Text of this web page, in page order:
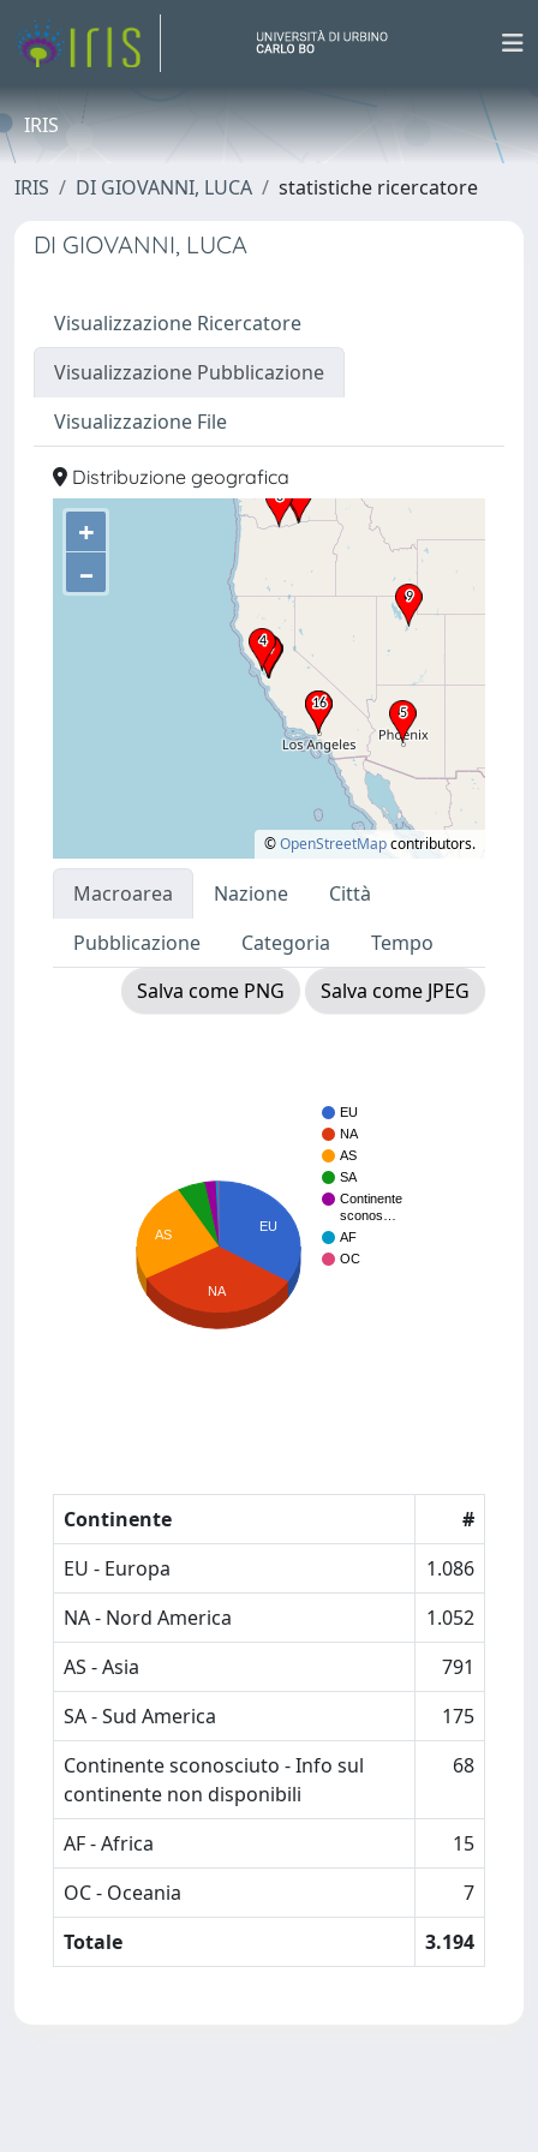
IRIS
IRIS DI GIOVANNI, LUCA statistiche ricercatore
DI GIOVANNI, LUCA
Visualizzazione Ricercatore
Visualizzazione Pubblicazione
Visualizzazione File
Distribuzione geografica
+
–
©OpenStreetMapcontributors.
Macroarea Nazione
Città
Pubblicazione
Categoria
Tempo
Salva come PNG
Salva come JPEG
EU
NA
AS
SA
Continente
sconos…
AF
OC
EU
AS
NA
Continente
#
EU - Europa
1.086
NA - Nord America
1.052
AS - Asia
791
SA - Sud America
175
Continente sconosciuto - Info sul
continente non disponibili
68
AF - Africa
15
OC - Oceania
7
Totale
3.194